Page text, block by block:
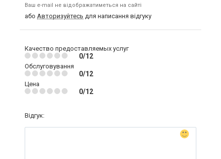
Ваш e-mail не відображатиметься на сайті
або Авторизуйтесь для написання відгуку
Качество предоставляемых услуг
0/12
Обслуговування
0/12
Цена
0/12
Відгук: